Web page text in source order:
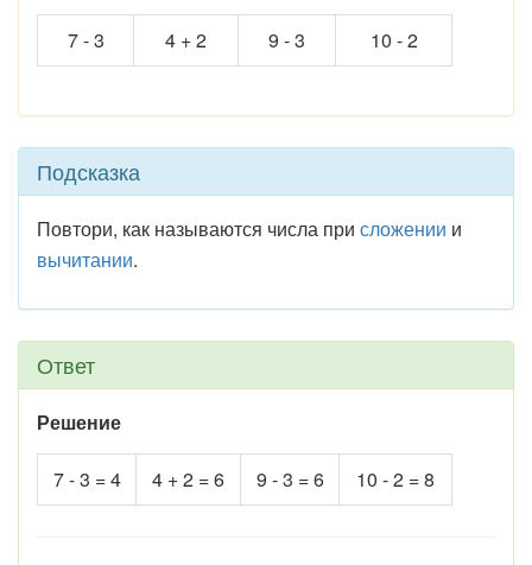
7 - 3 4 + 2 9 - 3 10 - 2
Подсказка
Повтори, как называются числа при сложении и
вычитании.
Ответ
Решение
7 - 3 = 4 4 + 2 = 6 9 - 3 = 6 10 - 2 = 8